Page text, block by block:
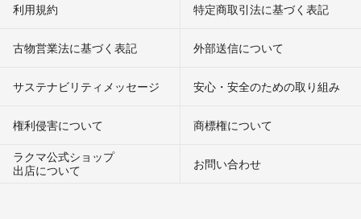
利用規約 特定商取引法に基づく表記
古物営業法に基づく表記 外部送信について
サステナビリティメッセージ 安心・安全のための取り組み
権利侵害について
商標権について
ラクマ公式ショップ
出店について
お問い合わせ